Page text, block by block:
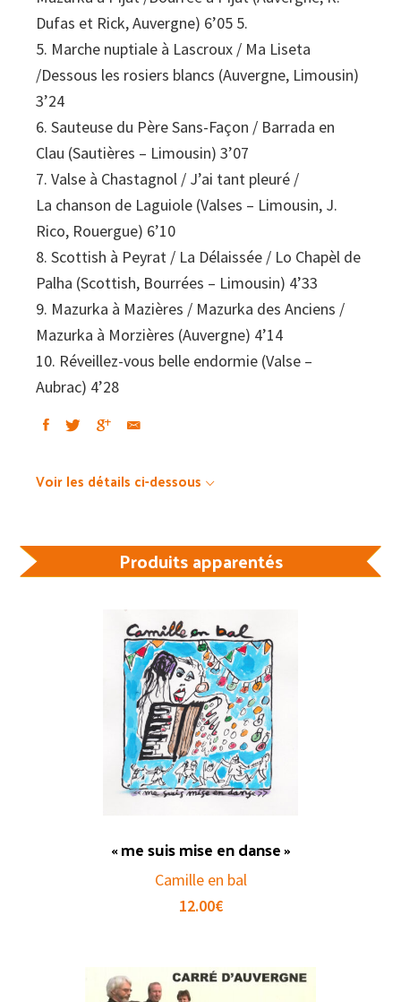
Dufas et Rick, Auvergne) 6’05 5.
5. Marche nuptiale à Lascroux / Ma Liseta
/Dessous les rosiers blancs (Auvergne, Limousin)
3’24
6. Sauteuse du Père Sans-Façon / Barrada en
Clau (Sautières – Limousin) 3’07
7. Valse à Chastagnol / J’ai tant pleuré /
La chanson de Laguiole (Valses – Limousin, J.
Rico, Rouergue) 6’10
8. Scottish à Peyrat / La Délaissée / Lo Chapèl de
Palha (Scottish, Bourrées – Limousin) 4’33
9. Mazurka à Mazières / Mazurka des Anciens /
Mazurka à Morzières (Auvergne) 4’14
10. Réveillez-vous belle endormie (Valse –
Aubrac) 4’28
Voir les détails ci-dessous
Produits apparentés
« me suis mise en danse »
Camille en bal
12.00€